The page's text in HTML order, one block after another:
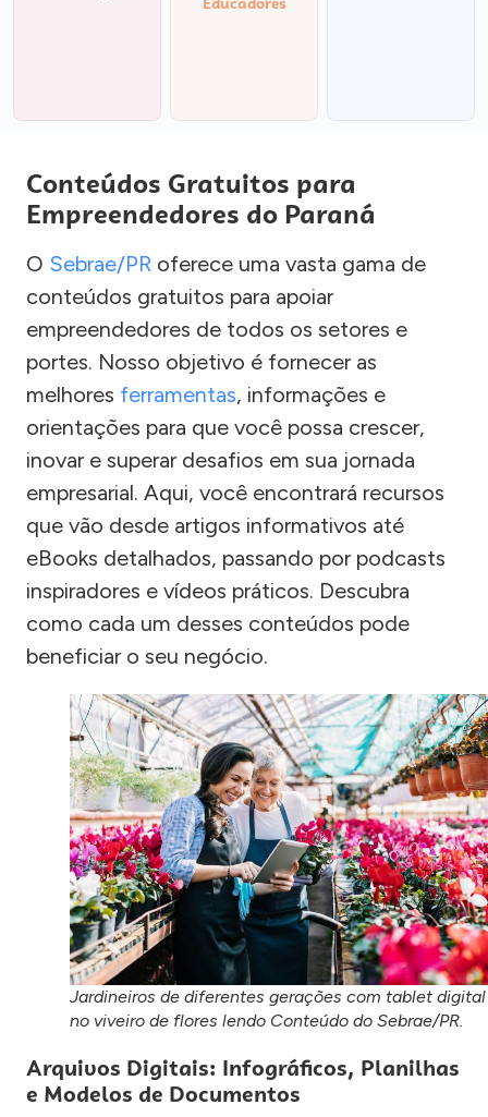
Conteúdos Gratuitos para
Empreendedores do Paraná
O Sebrae/PR oferece uma vasta gama de
conteúdos gratuitos para apoiar
empreendedores de todos os setores e
portes. Nosso objetivo é fornecer as
melhores ferramentas, informações e
orientações para que você possa crescer,
inovar e superar desafios em sua jornada
empresarial. Aqui, você encontrará recursos
que vão desde artigos informativos até
eBooks detalhados, passando por podcasts
inspiradores e vídeos práticos. Descubra
como cada um desses conteúdos pode
beneficiar o seu negócio.
Jardineiros de diferentes gerações com tablet digital
no viveiro de flores lendo Conteúdo do Sebrae/PR.
Arquivos Digitais: Infográficos, Planilhas
e Modelos de Documentos